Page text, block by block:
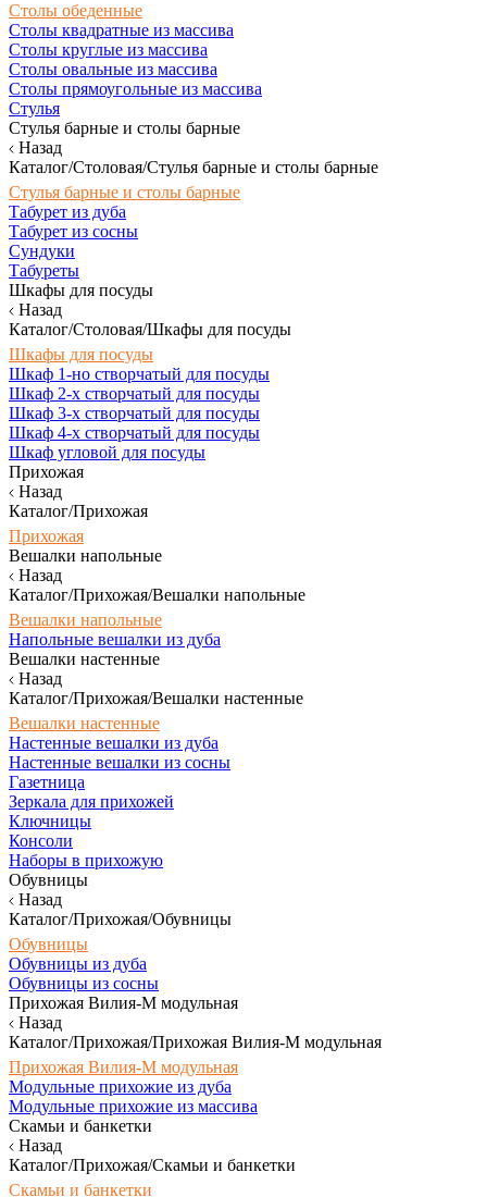
Столы обеденные
Столы квадратные из массива
Столы круглые из массива
Столы овальные из массива
Столы прямоугольные из массива
Стулья
Стулья барные и столы барные
Назад
Каталог/Столовая/Стулья барные и столы барные
Стулья барные и столы барные
Табурет из дуба
Табурет из сосны
Сундуки
Табуреты
Шкафы для посуды
Назад
Каталог/Столовая/Шкафы для посуды
Шкафы для посуды
Шкаф 1-но створчатый для посуды
Шкаф 2-х створчатый для посуды
Шкаф 3-х створчатый для посуды
Шкаф 4-х створчатый для посуды
Шкаф угловой для посуды
Прихожая
Назад
Каталог/Прихожая
Прихожая
Вешалки напольные
Назад
Каталог/Прихожая/Вешалки напольные
Вешалки напольные
Напольные вешалки из дуба
Вешалки настенные
Назад
Каталог/Прихожая/Вешалки настенные
Вешалки настенные
Настенные вешалки из дуба
Настенные вешалки из сосны
Газетница
Зеркала для прихожей
Ключницы
Консоли
Наборы в прихожую
Обувницы
Назад
Каталог/Прихожая/Обувницы
Обувницы
Обувницы из дуба
Обувницы из сосны
Прихожая Вилия-М модульная
Назад
Каталог/Прихожая/Прихожая Вилия-М модульная
Прихожая Вилия-М модульная
Модульные прихожие из дуба
Модульные прихожие из массива
Скамьи и банкетки
Назад
Каталог/Прихожая/Скамьи и банкетки
Скамьи и банкетки